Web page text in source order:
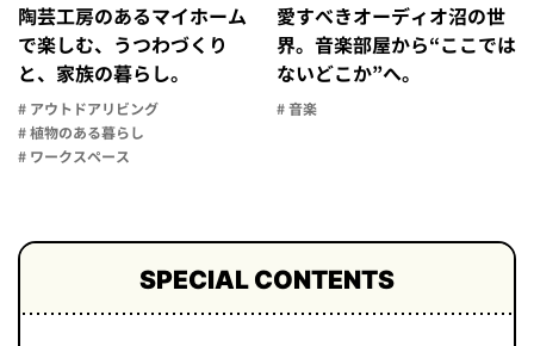
陶芸工房のあるマイホーム
で楽しむ、うつわづくり
と、家族の暮らし。
# アウトドアリビング
# 植物のある暮らし
# ワークスペース
愛すべきオーディオ沼の世
界。音楽部屋から“ここでは
ないどこか”へ。
# 音楽
SPECIAL CONTENTS